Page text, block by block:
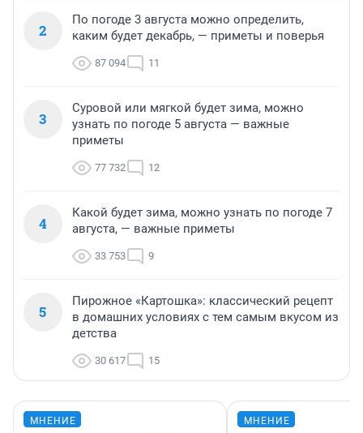
2
По погоде 3 августа можно определить,
каким будет декабрь, — приметы и поверья
87 094 11
3
Суровой или мягкой будет зима, можно
узнать по погоде 5 августа — важные
приметы
77 732 12
4
Какой будет зима, можно узнать по погоде 7
августа, — важные приметы
33 753 9
5
Пирожное «Картошка»: классический рецепт
в домашних условиях с тем самым вкусом из
детства
30 617 15
МНЕНИЕ МНЕНИЕ